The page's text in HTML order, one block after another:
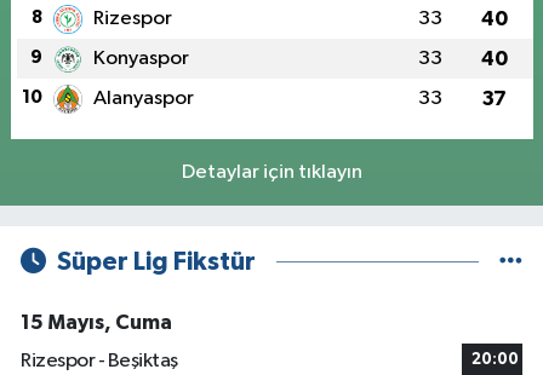
8 Rizespor 33 40
9 Konyaspor 33 40
10 Alanyaspor 33 37
Detaylar için tıklayın
Süper Lig Fikstür
15 Mayıs, Cuma
Rizespor - Beşiktaş
20:00